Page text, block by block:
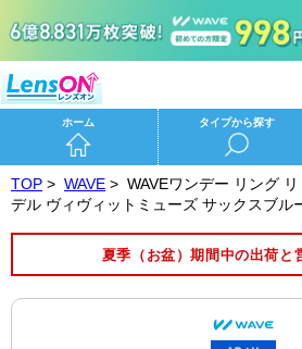
ホーム タイプから探す
TOP > WAVE > WAVEワンデー リング
デル ヴィヴィットミューズ サックスブル
夏季（お盆）期間中の出荷と